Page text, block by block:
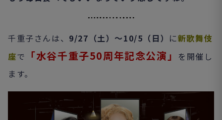
千重子さんは、 9/27（土）～10/5（日） に新歌舞伎
座で 「水谷千重子50周年記念公演」
を開催し
ます。